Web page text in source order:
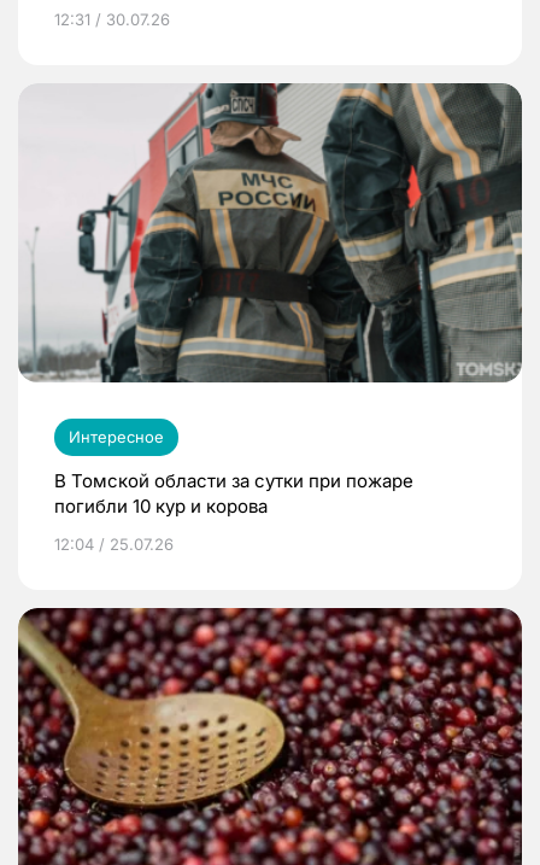
12:31 / 30.07.26
Интересное
В Томской области за сутки при пожаре
погибли 10 кур и корова
12:04 / 25.07.26